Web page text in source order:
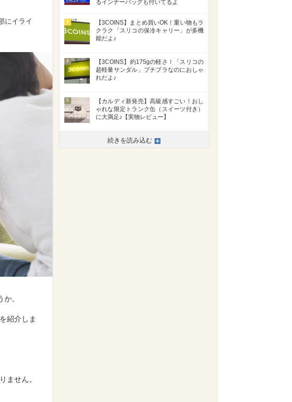
にイライ
。
紹介しま
ません。
るインナーバッグも付いてるよ
3
【3COINS】まとめ買いOK！重い物もラ
クラク「スリコの保冷キャリー」が多機
能だよ♪
4
【3COINS】約175gの軽さ！「スリコの
超軽量サンダル」プチプラなのにおしゃ
れだよ♪
5
【カルディ新発売】高級感すごい！おし
ゃれな限定トランク缶（スイーツ付き）
に大満足♪【実物レビュー】
続きを読み込む